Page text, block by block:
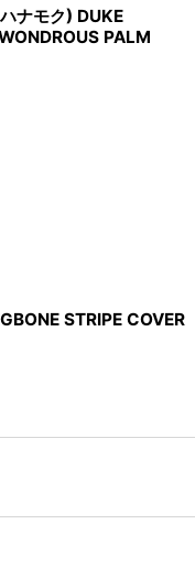
ナモク) DUKE
PALM
STRIPE COVER